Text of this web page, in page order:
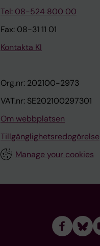
Tel: 08-524 800 00
Fax: 08-31 11 01
Kontakta KI
Org.nr: 202100-2973
VAT.nr: SE202100297301
Om webbplatsen
Tillgänglighetsredogörelse
Manage your cookies